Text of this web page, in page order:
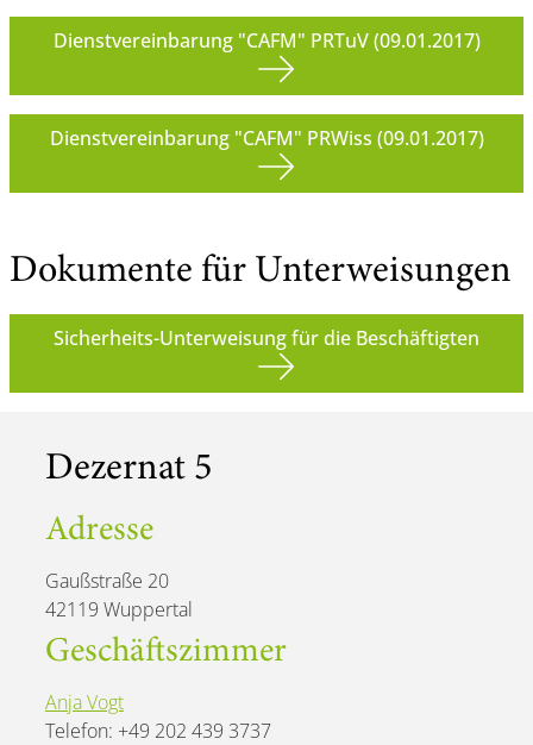
Dienstvereinbarung "CAFM" PRTuV (09.01.2017)
Dienstvereinbarung "CAFM" PRWiss (09.01.2017)
Dokumente für Unterweisungen
Sicherheits-Unterweisung für die Beschäftigten
Dezernat 5
Adresse
Gaußstraße 20
42119 Wuppertal
Geschäftszimmer
Anja Vogt
Telefon: +49 202 439 3737